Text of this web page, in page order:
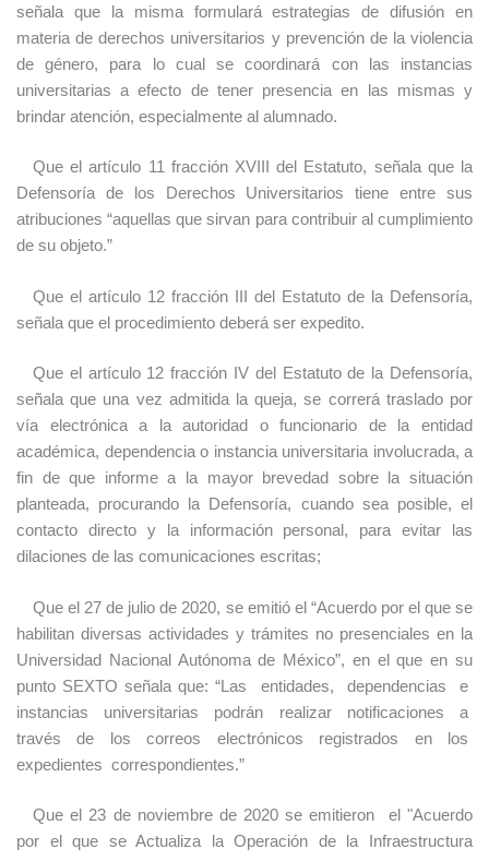
señala que la misma formulará estrategias de difusión en
materia de derechos universitarios y prevención de la violencia
de género, para lo cual se coordinará con las instancias
universitarias a efecto de tener presencia en las mismas y
brindar atención, especialmente al alumnado.
Que el artículo 11 fracción XVIII del Estatuto, señala que la
Defensoría de los Derechos Universitarios tiene entre sus
atribuciones “aquellas que sirvan para contribuir al cumplimiento
de su objeto.”
Que el artículo 12 fracción III del Estatuto de la Defensoría,
señala que el procedimiento deberá ser expedito.
Que el artículo 12 fracción IV del Estatuto de la Defensoría,
señala que una vez admitida la queja, se correrá traslado por
vía electrónica a la autoridad o funcionario de la entidad
académica, dependencia o instancia universitaria involucrada, a
fin de que informe a la mayor brevedad sobre la situación
planteada, procurando la Defensoría, cuando sea posible, el
contacto directo y la información personal, para evitar las
dilaciones de las comunicaciones escritas;
Que el 27 de julio de 2020, se emitió el “Acuerdo por el que se
habilitan diversas actividades y trámites no presenciales en la
Universidad Nacional Autónoma de México”, en el que en su
punto SEXTO señala que: “Las entidades, dependencias e
instancias universitarias podrán realizar notificaciones a
través de los correos electrónicos registrados en los
expedientes correspondientes.”
Que el 23 de noviembre de 2020 se emitieron el "Acuerdo
por el que se Actualiza la Operación de la Infraestructura